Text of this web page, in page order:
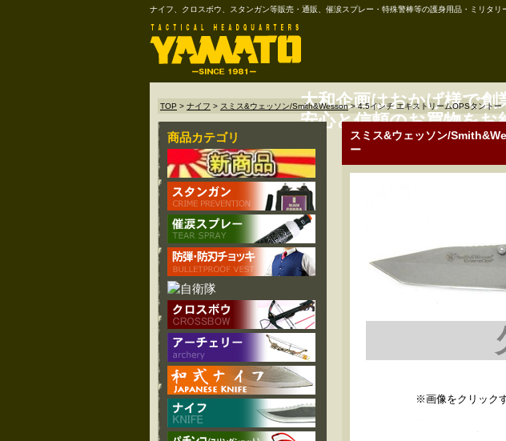
ナイフ、クロスボウ、スタンガン等販売・通販、催涙スプレー・特殊警棒等の護身用品・ミリタリ
大和企画はおかげ様で創
安心と信頼のお買物をお
TOP > ナイフ > スミス&ウェッソン/Smith&Wesson>4.5インチ エキストリームOPSタントー
商品カテゴリ
スミス&ウェッソン/
ー
※画像をクリック